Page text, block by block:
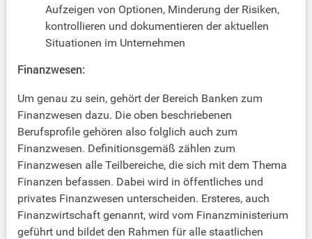
Aufzeigen von Optionen, Minderung der Risiken,
kontrollieren und dokumentieren der aktuellen
Situationen im Unternehmen
Finanzwesen:
Um genau zu sein, gehört der Bereich Banken zum
Finanzwesen dazu. Die oben beschriebenen
Berufsprofile gehören also folglich auch zum
Finanzwesen. Definitionsgemäß zählen zum
Finanzwesen alle Teilbereiche, die sich mit dem Thema
Finanzen befassen. Dabei wird in öffentliches und
privates Finanzwesen unterscheiden. Ersteres, auch
Finanzwirtschaft genannt, wird vom Finanzministerium
geführt und bildet den Rahmen für alle staatlichen